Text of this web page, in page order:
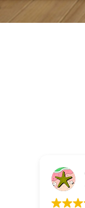
Cem
4 yıl önce